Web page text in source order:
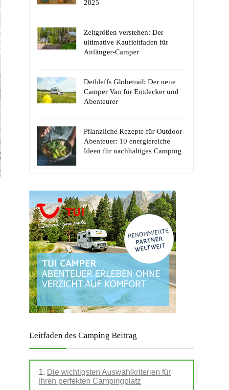
2025
Zeltgrößen verstehen: Der
ultimative Kaufleitfaden für
Anfänger-Camper
Dethleffs Globetrail: Der neue
Camper Van für Entdecker und
Abenteurer
Pflanzliche Rezepte für Outdoor-
Abenteuer: 10 energiereiche
Ideen für nachhaltiges Camping
Leitfaden des Camping Beitrag
Die wichtigsten Auswahlkriterien für
Ihren perfekten Campingplatz